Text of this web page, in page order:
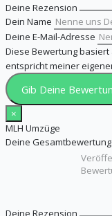
Deine Rezension
Dein Name
Deine E-Mail-Adresse
Diese Bewertung
entspricht meiner
Gib Deine
×
MLH Umzüge
Deine Gesamtbewertung
Deine Rezension